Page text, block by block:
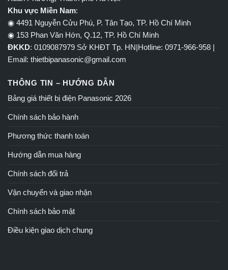
Khu vực Miền Nam:
◉ 4491 Nguyễn Cửu Phú, P. Tân Tạo, TP. Hồ Chí Minh
◉ 153 Phan Văn Hớn, Q.12, TP. Hồ Chí Minh
ĐKKD: 0109087979 Sở KHĐT Tp. HN|Hotline: 0971-966-958 |
Email: thietbipanasonic@gmail.com
THÔNG TIN – HƯỚNG DẪN
Bảng giá thiết bị điện Panasonic 2026
Chính sách bảo hành
Phương thức thanh toán
Hướng dẫn mua hàng
Chính sách đổi trả
Vận chuyển và giao nhận
Chính sách bảo mật
Điều kiện giao dịch chung